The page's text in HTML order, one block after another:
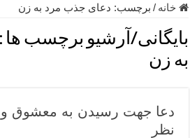
دعای حفظ جان خانواده از بلا در سفر –
دعای مجرب برای رفع گرفتاری – ذکر قوی
دعای حفظ جان عزیزان از بلا در سفر –
دعای روزی و رفع فقر – دعای مجرب
خانه / برچسب: دعای جذب مرد به زن
بایگانی/آرشیو برچسب ها :
به زن
دعا جهت رسیدن به
نظر